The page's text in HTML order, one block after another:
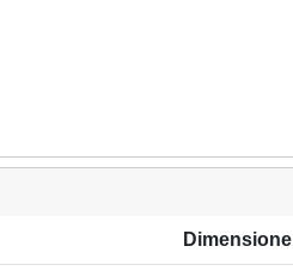
Dimensione